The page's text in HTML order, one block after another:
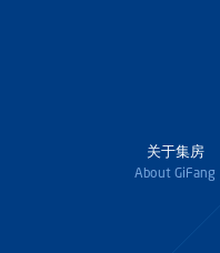
关于集房
About GiFang